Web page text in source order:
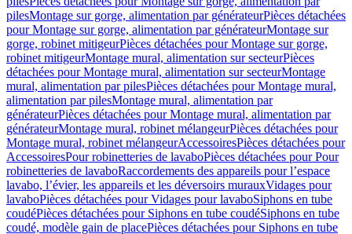
pilesMontage sur gorge, alimentation par générateurPièces détachées
pour Montage sur gorge, alimentation par générateurMontage sur
gorge, robinet mitigeurPièces détachées pour Montage sur gorge,
robinet mitigeurMontage mural, alimentation sur secteurPièces
détachées pour Montage mural, alimentation sur secteurMontage
mural, alimentation par pilesPièces détachées pour Montage mural,
alimentation par pilesMontage mural, alimentation par
générateurPièces détachées pour Montage mural, alimentation par
générateurMontage mural, robinet mélangeurPièces détachées pour
Montage mural, robinet mélangeurAccessoiresPièces détachées pour
AccessoiresPour robinetteries de lavaboPièces détachées pour Pour
robinetteries de lavaboRaccordements des appareils pour l’espace
lavabo, l’évier, les appareils et les déversoirs murauxVidages pour
lavaboPièces détachées pour Vidages pour lavaboSiphons en tube
coudéPièces détachées pour Siphons en tube coudéSiphons en tube
coudé, modèle gain de placePièces détachées pour Siphons en tube